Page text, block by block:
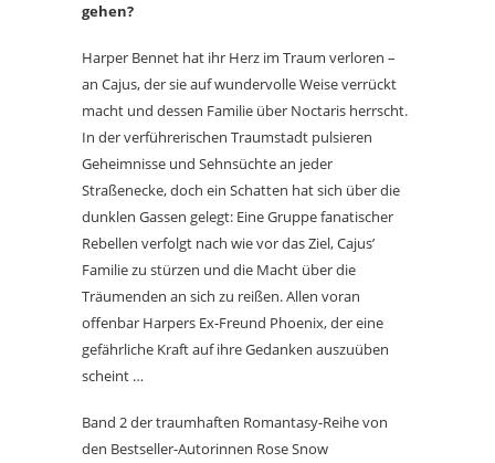
gehen?
Harper Bennet hat ihr Herz im Traum verloren –
an Cajus, der sie auf wundervolle Weise verrückt
macht und dessen Familie über Noctaris herrscht.
In der verführerischen Traumstadt pulsieren
Geheimnisse und Sehnsüchte an jeder
Straßenecke, doch ein Schatten hat sich über die
dunklen Gassen gelegt: Eine Gruppe fanatischer
Rebellen verfolgt nach wie vor das Ziel, Cajus’
Familie zu stürzen und die Macht über die
Träumenden an sich zu reißen. Allen voran
offenbar Harpers Ex-Freund Phoenix, der eine
gefährliche Kraft auf ihre Gedanken auszuüben
scheint …
Band 2 der traumhaften Romantasy-Reihe von
den Bestseller-Autorinnen Rose Snow